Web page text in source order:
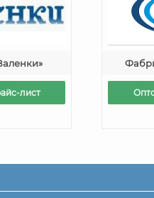
лист